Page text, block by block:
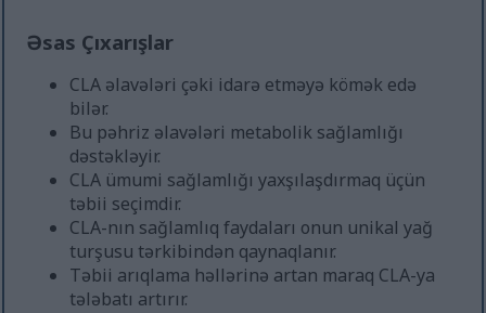
Əsas Çıxarışlar
CLA əlavələri çəki idarə etməyə kömək edə
bilər.
Bu pəhriz əlavələri metabolik sağlamlığı
dəstəkləyir.
CLA ümumi sağlamlığı yaxşılaşdırmaq üçün
təbii seçimdir.
CLA-nın sağlamlıq faydaları onun unikal yağ
turşusu tərkibindən qaynaqlanır.
Təbii arıqlama həllərinə artan maraq CLA-ya
tələbatı artırır.